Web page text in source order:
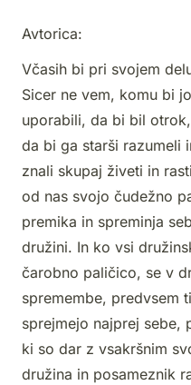
Avtorica:
Včasih bi pri svojem
Sicer ne vem, komu bi
uporabili, da bi bil
da bi ga starši razumeli
znali skupaj živeti in
od nas svojo čudežno
premika in spreminja
družini. In ko vsi
čarobno paličico, se v
spremembe, predvsem
sprejmejo najprej sebe,
ki so dar z vsakršnim
družina in posameznik